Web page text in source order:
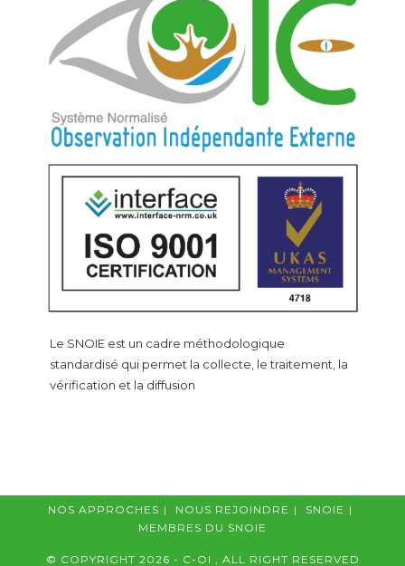
Le SNOIE est un cadre méthodologique
standardisé qui permet la collecte, le traitement, la
vérification et la diffusion
NOS APPROCHES NOUS REJOINDRE
SNOIE
MEMBRES DU SNOIE
© COPYRIGHT 2026 - C-OI , ALL RIGHT RESERVED